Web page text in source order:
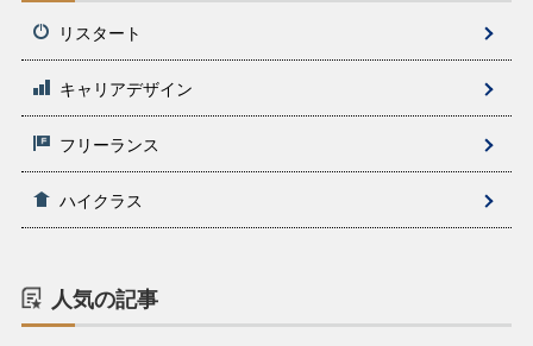
リスタート
キャリアデザイン
フリーランス
ハイクラス
人気の記事